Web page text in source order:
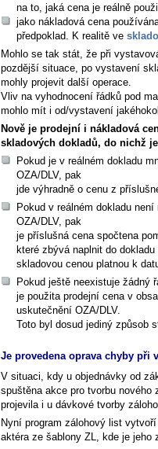
na to, jaká cena je reálně
jako nákladová cena
předpoklad. K realitě ve
Mohlo se tak stát, že při
pozdější situace, po vystavení
mohly projevit další operace.
Vliv na vyhodnocení řádků pod
mohlo mít i od/vystavení
Nově je prodejní i nákladová
skladových dokladů, do nichž
Pokud je v reálném dokladu
OZA/DLV, pak
jde výhradně o cenu z
Pokud v reálném dokladu
OZA/DLV, pak
je příslušná cena spočtena
které zbývá naplnit do
skladovou cenou platnou k
Pokud ještě neexistuje žádný
je použita prodejní cena v
uskutečnění OZA/DLV.
Toto byl dosud jediný způsob
Je provedena oprava chyby při
V situaci, kdy u objednávky od
spuštěna akce pro tvorbu nového
projevila i u dávkové tvorby
Nyní program zálohový list
aktéra ze šablony ZL, kde je jeho